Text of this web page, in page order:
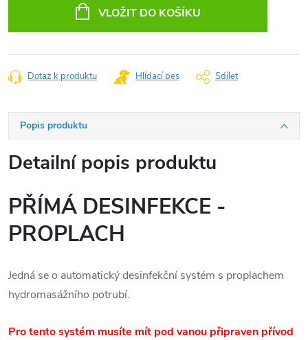
VLOŽIT DO KOŠÍKU
Dotaz k produktu Hlídací pes Sdílet
Popis produktu
Detailní popis produktu
PŘÍMÁ DESINFEKCE -
PROPLACH
Jedná se o automatický desinfekční systém s proplachem
hydromasážního potrubí.
Pro tento systém musíte mít pod vanou připraven přívod